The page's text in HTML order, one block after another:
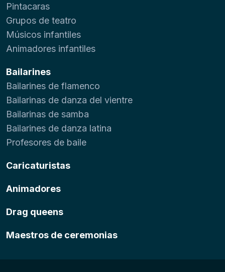
Pintacaras
Grupos de teatro
Músicos infantiles
Animadores infantiles
Bailarines
Bailarines de flamenco
Bailarinas de danza del vientre
Bailarinas de samba
Bailarines de danza latina
Profesores de baile
Caricaturistas
Animadores
Drag queens
Maestros de ceremonias